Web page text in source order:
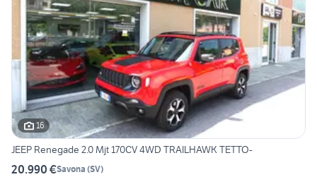
16
JEEP Renegade 2.0 Mjt 170CV 4WD TRAILHAWK TETTO-
20.990 €Savona (SV)